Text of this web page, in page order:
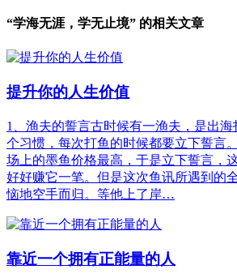
“学海无涯，学无止境” 的相关文章
提升你的人生价值
1、渔夫的誓言古时候有一渔夫，是出
个习惯，每次打鱼的时候都要立下誓言
场上的墨鱼价格最高，于是立下誓言，
好好赚它一笔。但是这次鱼讯所遇到的
恼地空手而归。等他上了岸…
靠近一个拥有正能量的人